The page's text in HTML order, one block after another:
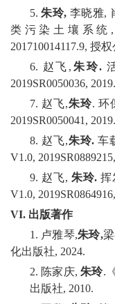
5.朱玲, 李晓雅,
类污染土壤系统
201710014117.9, 授
6. 赵飞, 朱玲.
2019SR0050036,
7. 赵飞,朱玲. 环
2019SR0050041,
8. 赵飞,朱玲. 车
V1.0,
9. 赵飞, 朱玲.挥
V1.0,
VI. 出版著作
1. 卢雅琴,朱玲,
化出版社, 2024.
2. 陈家庆,朱玲.
出版社, 2010.